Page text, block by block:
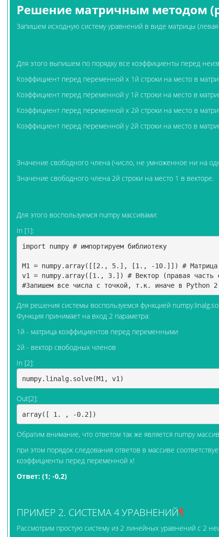
Решение матричным методом
Запишем исходную систему уравнений в виде матрицы (левая
Для этого выпишем по порядку все коэффициенты перед
Коэффициент перед переменной х 1й строки на место в
Коэффициент перед переменной y 1й строки на место в
Коэффициент перед переменной х 2й строки на место в
Коэффициент перед переменной y 2й строки на место в
Значение свободного члена (число, не умноженное ни на
Значение свободного члена 2й строки на место 1 в векторе.
Для этого воспользуемся numpy массивами:
In [1]:
import numpy # импортируем библиотеку
M1 = numpy. array([[2. , 5. ], [1. , -10. ]])
#
v1
= numpy. array([1. , 3. ])
# Вектор (правая часть
#Запишем все числа с точкой, т.к. иначе в Python 2
Для решения системы воспользуемся функцией
Функция принимает на вход 2 параметра:
1й - матрица коэффициентов перед переменными
2й - вектор свободных членов
In [2]:
numpy. linalg. solve(M1 , v1 )
Out[2]:
array([ 1. , -0.2])
Обратим внимание, что ответом так же является numpy
при этом порядок следования ответов в массиве
коэффициенты перед переменной х!
Ответ: (1; -0,2)
ПРИМЕР 2. СИСТЕМА 4 УРАВНЕНИЙ¶
Рассмотрим простую систему из 2 линейных уравнений с 2